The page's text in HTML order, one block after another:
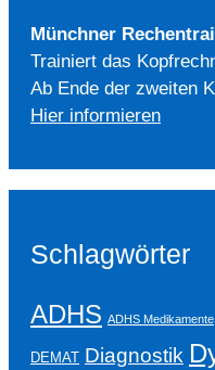
Münchner
Trainiert das
Ab Ende der zweiten
Hier informieren
Schlagwörter
ADHS ADHS Medikamente
DEMAT Diagnostik